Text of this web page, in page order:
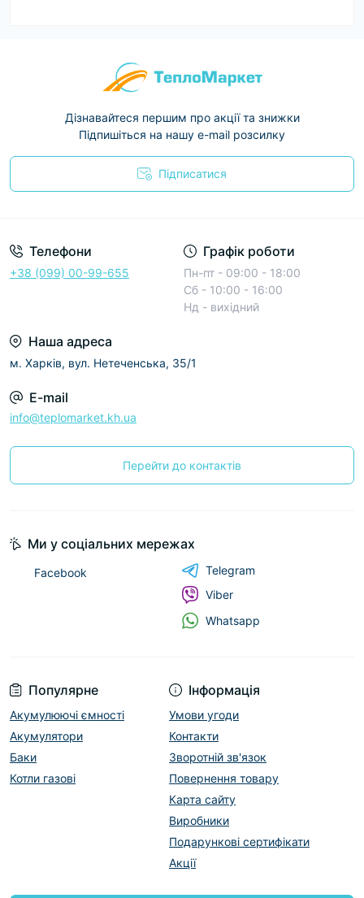
Дізнавайтеся першим про акції та знижки
Підпишіться на нашу e-mail розсилку
Підписатися
Телефони
+38 (099) 00-99-655
Графік роботи
Пн-пт - 09:00 - 18:00
Сб - 10:00 - 16:00
Нд - вихідний
Наша адреса
м. Харків, вул. Нетеченська, 35/1
E-mail
info@teplomarket.kh.ua
Перейти до контактів
Популярне
Акумулюючі ємності
Акумулятори
Баки
Котли газові
Інформація
Умови угоди
Контакти
Зворотній зв'язок
Повернення товару
Карта сайту
Виробники
Подарункові сертифікати
Акції
Ми у соціальних мережах
Facebook
Telegram
Viber
Whatsapp